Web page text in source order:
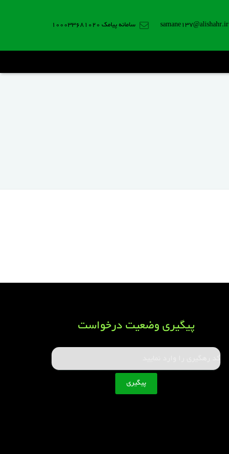
samane137@alishahr.ir سامانه پیامک 100033681020
پیگیری وضعیت درخواست